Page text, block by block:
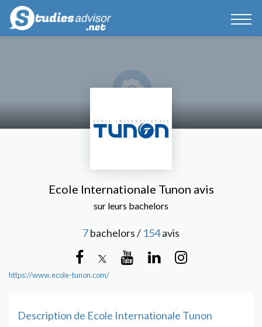
Ecole Internationale Tunon avis
sur leurs bachelors
7bachelors / 154avis
https://www.ecole-tunon.com/
Description de Ecole Internationale Tunon